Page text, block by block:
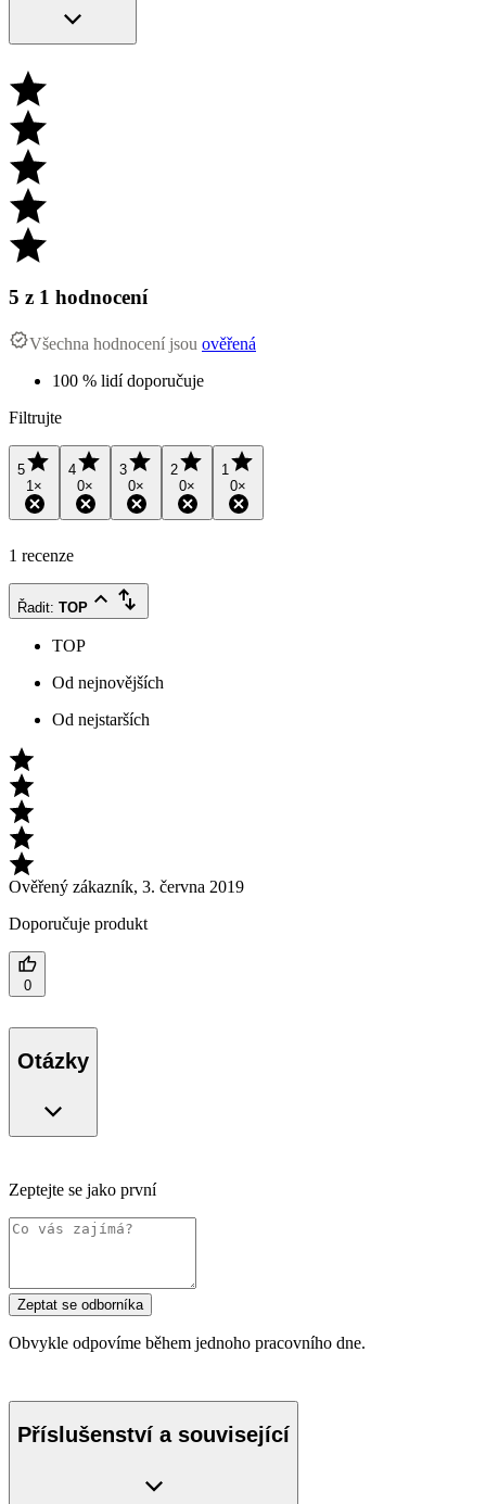
5 z 1 hodnocení
Všechna hodnocení jsou ověřená
100 % lidí doporučuje
Filtrujte
5
1×
4
0×
3
0×
2
0×
1
0×
1 recenze
Řadit: TOP
TOP
Od nejnovějších
Od nejstarších
Ověřený zákazník, 3. června 2019
Doporučuje produkt
0
Otázky
Zeptejte se jako první
Zeptat se odborníka
Obvykle odpovíme během jednoho pracovního dne.
Příslušenství a související